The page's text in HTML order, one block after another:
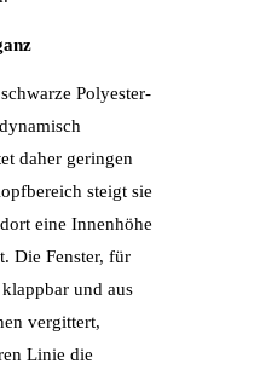
Polyester-
daher geringen
steigt sie
eine Innenhöhe
Die Fenster, für
und aus
vergittert,
Linie die